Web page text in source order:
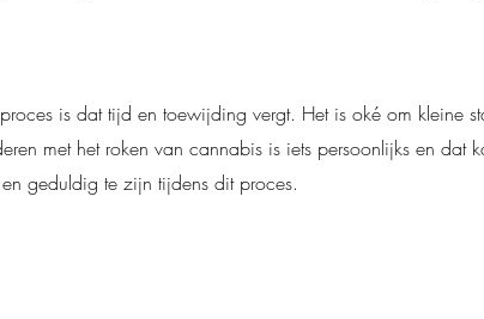
is dat tijd en toewijding vergt. Het is oké om kleine
met het roken van cannabis is iets persoonlijks en dat
geduldig te zijn tijdens dit proces.